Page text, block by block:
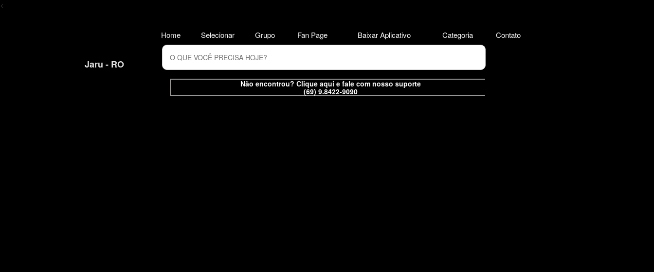
<
Jaru - RO
Não encontrou? Clique aqui e fale com nosso suporte
(69) 9.8422-9090
Home Selecionar Grupo Fan Page Baixar Aplicativo Categoria Contato